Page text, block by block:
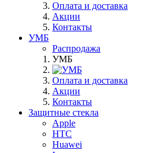
Оплата и доставка
Акции
Контакты
УМБ
Распродажа
УМБ
Оплата и доставка
Акции
Контакты
Защитные стекла
Apple
HTC
Huawei